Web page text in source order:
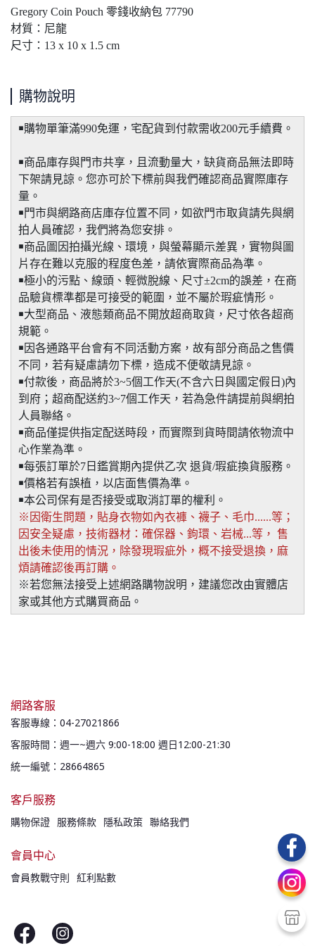
Gregory Coin Pouch 零錢收納包 77790
材質：尼龍
尺寸：13 x 10 x 1.5 cm
購物說明
￭購物單筆滿990免運，宅配貨到付款需收200元手續費。
￭商品庫存與門市共享，且流動量大，缺貨商品無法即時
下架請見諒。您亦可於下標前與我們確認商品實際庫存
量。
￭門市與網路商店庫存位置不同，如欲門市取貨請先與網
拍人員確認，我們將為您安排。
￭商品圖因拍攝光線、環境，與螢幕顯示差異，實物與圖
片存在難以克服的程度色差，請依實際商品為準。
￭極小的污點、線頭、輕微脫線、尺寸±2cm的誤差，在商
品驗貨標準都是可接受的範圍，並不屬於瑕疵情形。
￭大型商品、液態類商品不開放超商取貨，尺寸依各超商
規範。
￭因各通路平台會有不同活動方案，故有部分商品之售價
不同，若有疑慮請勿下標，造成不便敬請見諒。
￭付款後，商品將於3~5個工作天(不含六日與國定假日)內
到府；超商配送約3~7個工作天，若為急件請提前與網拍
人員聯絡。
￭商品僅提供指定配送時段，而實際到貨時間請依物流中
心作業為準。
￭每張訂單於7日鑑賞期內提供乙次 退貨/瑕疵換貨服務。
￭價格若有誤植，以店面售價為準。
￭本公司保有是否接受或取消訂單的權利。
※因衛生問題，貼身衣物如內衣褲、襪子、毛巾......等；
因安全疑慮，技術器材：確保器、鉤環、岩械...等， 售
出後未使用的情況，除發現瑕疵外，概不接受退換，麻
煩請確認後再訂購。
※若您無法接受上述網路購物說明，建議您改由實體店
家或其他方式購買商品。
網路客服
客服專線：04-27021866
客服時間：週一~週六 9:00-18:00 週日12:00-21:30
統一編號：28664865
客戶服務
購物保證 服務條款 隱私政策 聯絡我們
會員中心
會員教戰守則 紅利點數